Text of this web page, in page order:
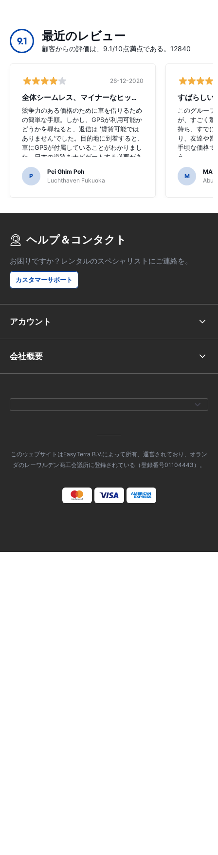
9.1 最近のレビュー
顧客からの評価は、9.1/10点満点である。12840
26-12-2020
全体シームレス、マイナーなヒップアップ
競争力のある価格のために車を借りるため
の簡単な手順。しかし、GPSが利用可能か
どうかを尋ねると、返信は '賃貸可能では
ありません'でした。目的地に到着すると、
車にGPSが付属していることがわかりまし
た。日本の道路をナビゲートする必要があ
るのでGPSを購入することに決めたのは恐
ろしいことでした。
P
Pei Ghim Poh
Luchthaven Fukuoka
すばらしい
このグルー
が、すごく驚
持ち、すでに
り、友達や
手頃な価格で
う。
M
Abu
ヘルプ＆コンタクト
お困りですか？レンタルのスペシャリストにご連絡を。
カスタマーサポート
アカウント
会社概要
このウェブサイトはEasyTerra B.V.によって所有、運営されており、オラン
ダのレーワルデン商工会議所に登録されている（登録番号01104443）。